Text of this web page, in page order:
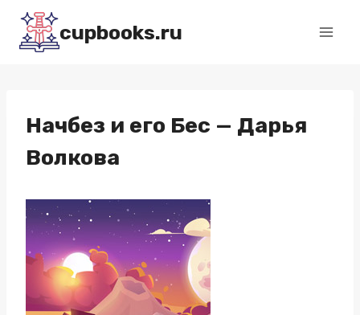
Перейти
содержимому
cupbooks.ru
Начбез и его Бес — Дарья
Волкова